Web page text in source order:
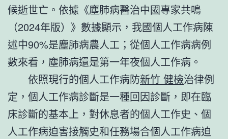
候逝世亡。依據《塵肺病醫治中國專家共鳴
（2024年版）》數據顯示，我國個人工作病陳
述中90%是塵肺病農人工；從個人工作病病例
數來看，塵肺病還是第一年夜個人工作病。
依照現行的個人工作病防新竹 健檢治律例
定，個人工作病診斷是一種回因診斷，即在臨
床診斷的基本上，對休息者的個人工作史、個
人工作病迫害接觸史和任務場合個人工作病迫